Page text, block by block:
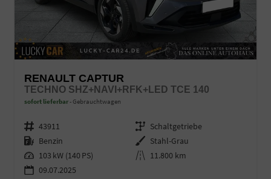
RENAULT CAPTUR
TECHNO SHZ+NAVI+RFK+LED TCE 140
sofort lieferbar Gebrauchtwagen
Fahrzeugnr. 43911 Getriebe Schaltgetriebe
Kraftstoff Benzin Außenfarbe Stahl-Grau
Leistung 103 kW (140 PS) Kilometerstand 11.800 km
09.07.2025